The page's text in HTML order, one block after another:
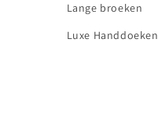
Lange broeken
Luxe Handdoeken